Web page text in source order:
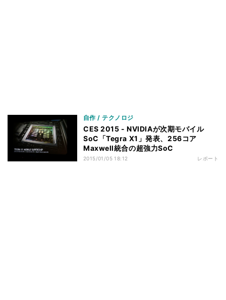
自作 / テクノロジ
CES 2015 - NVIDIAが次期モバイル
SoC「Tegra X1」発表、256コア
Maxwell統合の超強力SoC
2015/01/05 18:12 レポート